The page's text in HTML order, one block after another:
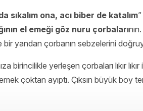
sıkalım ona, acı biber de katalım
el emeği göz nuru çorbaları
yandan çorbanın sebzelerini
yerleşen çorbaları lıkır lıkır
çoktan ayıptı. Çıksın büyük boy